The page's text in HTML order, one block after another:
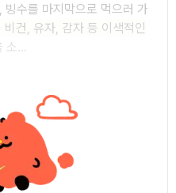
수를 마지막으로 먹으러 가
비건, 유자, 감자 등 이색적인
소...